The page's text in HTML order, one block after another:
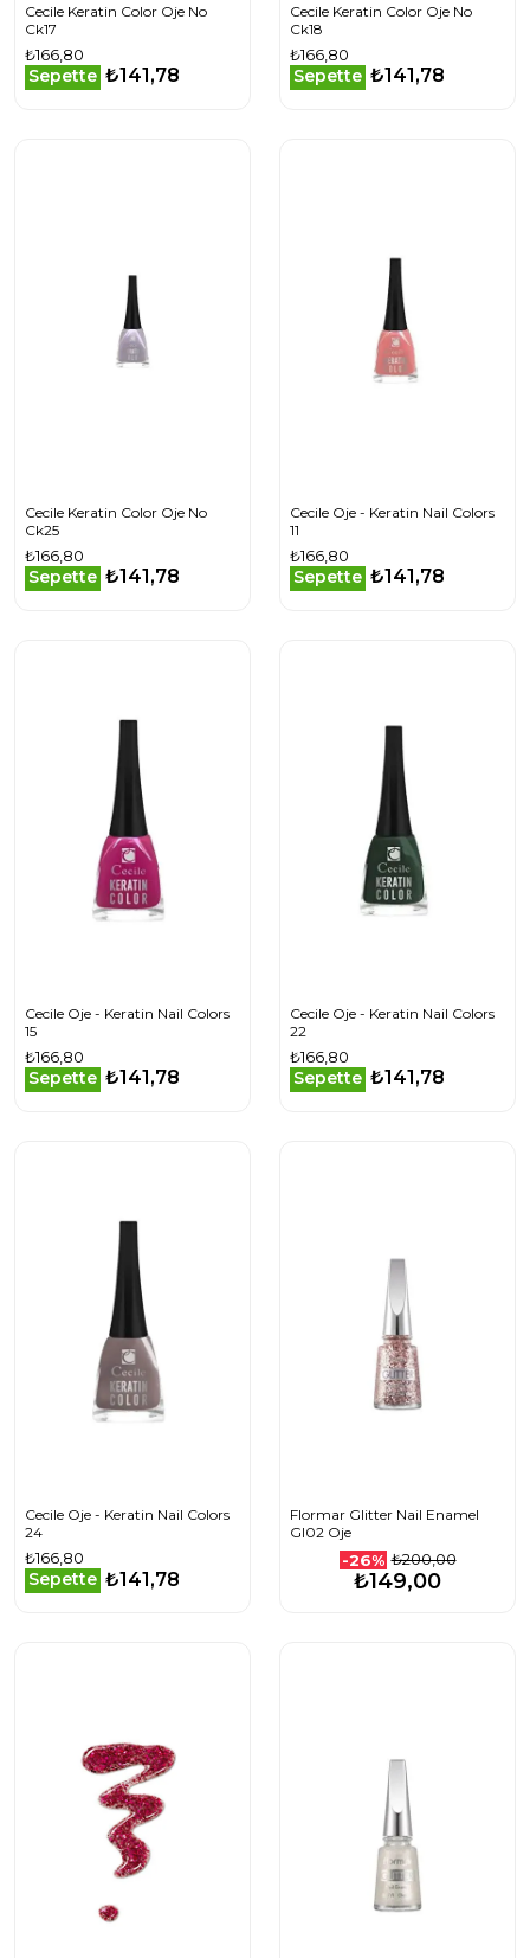
Cecile Keratin Color Oje No
Ck17
₺166,80
Sepette ₺141,78
Cecile Keratin Color Oje No
Ck18
₺166,80
Sepette ₺141,78
Cecile Keratin Color Oje No
Ck25
₺166,80
Sepette ₺141,78
Cecile Oje - Keratin Nail Colors
11
₺166,80
Sepette ₺141,78
Cecile Oje - Keratin Nail Colors
15
₺166,80
Sepette ₺141,78
Cecile Oje - Keratin Nail Colors
22
₺166,80
Sepette ₺141,78
Cecile Oje - Keratin Nail Colors
24
₺166,80
Sepette ₺141,78
Flormar Glitter Nail Enamel
Gl02 Oje
-26% ₺200,00
₺149,00